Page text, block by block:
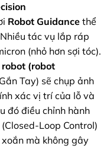
Robot Guidancethể
tác vụ lắp ráp
(nhỏ hơn sợi tóc).
(robot
Tay) sẽ chụp ảnh
xác vị trí của lỗ và
đó điều chỉnh hành
Loop Control)
mà không gây